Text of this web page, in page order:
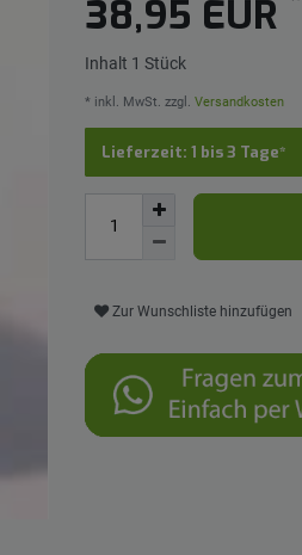
38,95 EUR
Inhalt 1 Stück
* inkl. MwSt. zzgl. Versandkosten
Lieferzeit: 1 bis 3 Tage*
Zur Wunschliste hinzufügen